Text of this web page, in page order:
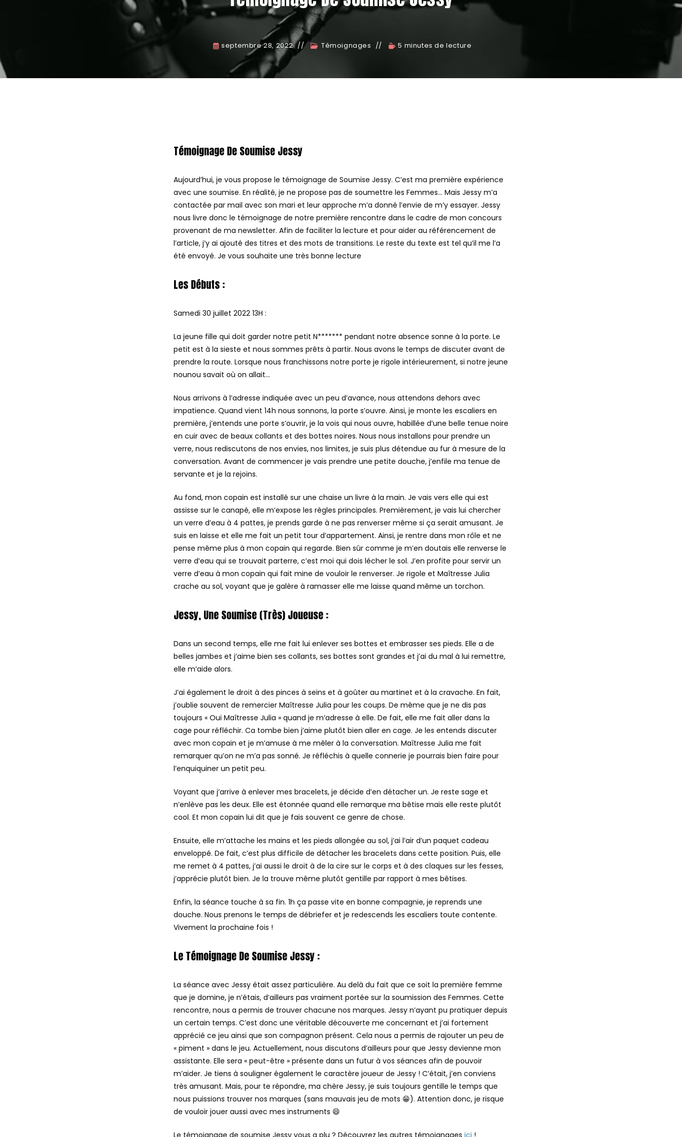
septembre 28, 2022 Témoignages 5 minutes de lecture
Témoignage De Soumise Jessy
Aujourd’hui, je vous propose le témoignage de Soumise Jessy. C’est ma première expérience
avec une soumise. En réalité, je ne propose pas de soumettre les Femmes… Mais Jessy m’a
contactée par mail avec son mari et leur approche m’a donné l’envie de m’y essayer. Jessy
nous livre donc le témoignage de notre première rencontre dans le cadre de mon concours
provenant de ma newsletter. Afin de faciliter la lecture et pour aider au référencement de
l’article, j’y ai ajouté des titres et des mots de transitions. Le reste du texte est tel qu’il me l’a
été envoyé. Je vous souhaite une très bonne lecture
Les Débuts :
Samedi 30 juillet 2022 13H :
La jeune fille qui doit garder notre petit N******* pendant notre absence sonne à la porte. Le
petit est à la sieste et nous sommes prêts à partir. Nous avons le temps de discuter avant de
prendre la route. Lorsque nous franchissons notre porte je rigole intérieurement, si notre jeune
nounou savait où on allait…
Nous arrivons à l’adresse indiquée avec un peu d’avance, nous attendons dehors avec
impatience. Quand vient 14h nous sonnons, la porte s’ouvre. Ainsi, je monte les escaliers en
première, j’entends une porte s’ouvrir, je la vois qui nous ouvre, habillée d’une belle tenue noire
en cuir avec de beaux collants et des bottes noires. Nous nous installons pour prendre un
verre, nous rediscutons de nos envies, nos limites, je suis plus détendue au fur à mesure de la
conversation. Avant de commencer je vais prendre une petite douche, j’enfile ma tenue de
servante et je la rejoins.
Au fond, mon copain est installé sur une chaise un livre à la main. Je vais vers elle qui est
assisse sur le canapé, elle m’expose les règles principales. Premièrement, je vais lui chercher
un verre d’eau à 4 pattes, je prends garde à ne pas renverser même si ça serait amusant. Je
suis en laisse et elle me fait un petit tour d’appartement. Ainsi, je rentre dans mon rôle et ne
pense même plus à mon copain qui regarde. Bien sûr comme je m’en doutais elle renverse le
verre d’eau qui se trouvait parterre, c’est moi qui dois lécher le sol. J’en profite pour servir un
verre d’eau à mon copain qui fait mine de vouloir le renverser. Je rigole et Maîtresse Julia
crache au sol, voyant que je galère à ramasser elle me laisse quand même un torchon.
Jessy, Une Soumise (très) Joueuse :
Dans un second temps, elle me fait lui enlever ses bottes et embrasser ses pieds. Elle a de
belles jambes et j’aime bien ses collants, ses bottes sont grandes et j’ai du mal à lui remettre,
elle m’aide alors.
J’ai également le droit à des pinces à seins et à goûter au martinet et à la cravache. En fait,
j’oublie souvent de remercier Maîtresse Julia pour les coups. De même que je ne dis pas
toujours « Oui Maîtresse Julia » quand je m’adresse à elle. De fait, elle me fait aller dans la
cage pour réfléchir. Ca tombe bien j’aime plutôt bien aller en cage. Je les entends discuter
avec mon copain et je m’amuse à me mêler à la conversation. Maîtresse Julia me fait
remarquer qu’on ne m’a pas sonné. Je réfléchis à quelle connerie je pourrais bien faire pour
l’enquiquiner un petit peu.
Voyant que j’arrive à enlever mes bracelets, je décide d’en détacher un. Je reste sage et
n’enlève pas les deux. Elle est étonnée quand elle remarque ma bêtise mais elle reste plutôt
cool. Et mon copain lui dit que je fais souvent ce genre de chose.
Ensuite, elle m’attache les mains et les pieds allongée au sol, j’ai l’air d’un paquet cadeau
enveloppé. De fait, c’est plus difficile de détacher les bracelets dans cette position. Puis, elle
me remet à 4 pattes, j’ai aussi le droit à de la cire sur le corps et à des claques sur les fesses,
j’apprécie plutôt bien. Je la trouve même plutôt gentille par rapport à mes bêtises.
Enfin, la séance touche à sa fin. 1h ça passe vite en bonne compagnie, je reprends une
douche. Nous prenons le temps de débriefer et je redescends les escaliers toute contente.
Vivement la prochaine fois !
Le Témoignage De Soumise Jessy :
La séance avec Jessy était assez particulière. Au delà du fait que ce soit la première femme
que je domine, je n’étais, d’ailleurs pas vraiment portée sur la soumission des Femmes. Cette
rencontre, nous a permis de trouver chacune nos marques. Jessy n’ayant pu pratiquer depuis
un certain temps. C’est donc une véritable découverte me concernant et j’ai fortement
apprécié ce jeu ainsi que son compagnon présent. Cela nous a permis de rajouter un peu de
« piment » dans le jeu. Actuellement, nous discutons d’ailleurs pour que Jessy devienne mon
assistante. Elle sera « peut-être » présente dans un futur à vos séances afin de pouvoir
m’aider. Je tiens à souligner également le caractère joueur de Jessy ! C’était, j’en conviens
très amusant. Mais, pour te répondre, ma chère Jessy, je suis toujours gentille le temps que
nous puissions trouver nos marques (sans mauvais jeu de mots 😁). Attention donc, je risque
de vouloir jouer aussi avec mes instruments 😄
Le témoignage de soumise Jessy vous a plu ? Découvrez les autres témoignages ici !